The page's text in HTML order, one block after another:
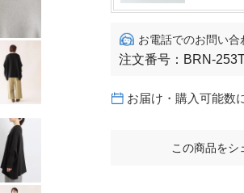
お電話でのお問い
注文番号： BRN-
お届け・購入可能数
この商品をシ